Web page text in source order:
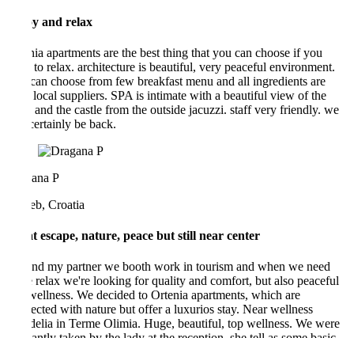
Enjoy and relax
Ortenia apartments are the best thing that you can choose if you
want to relax. architecture is beautiful, very peaceful environment.
You can choose from few breakfast menu and all ingredients are
from local suppliers. SPA is intimate with a beautiful view of the
town and the castle from the outside jacuzzi. staff very friendly. we
will certainly be back.
Dragana P
Zagreb, Croatia
Great escape, nature, peace but still near center
Me and my partner we booth work in tourism and when we need
some relax we're looking for quality and comfort, but also peaceful
and wellness. We decided to Ortenia apartments, which are
connected with nature but offer a luxurios stay. Near wellness
Orhidelia in Terme Olimia. Huge, beautiful, top wellness. We were